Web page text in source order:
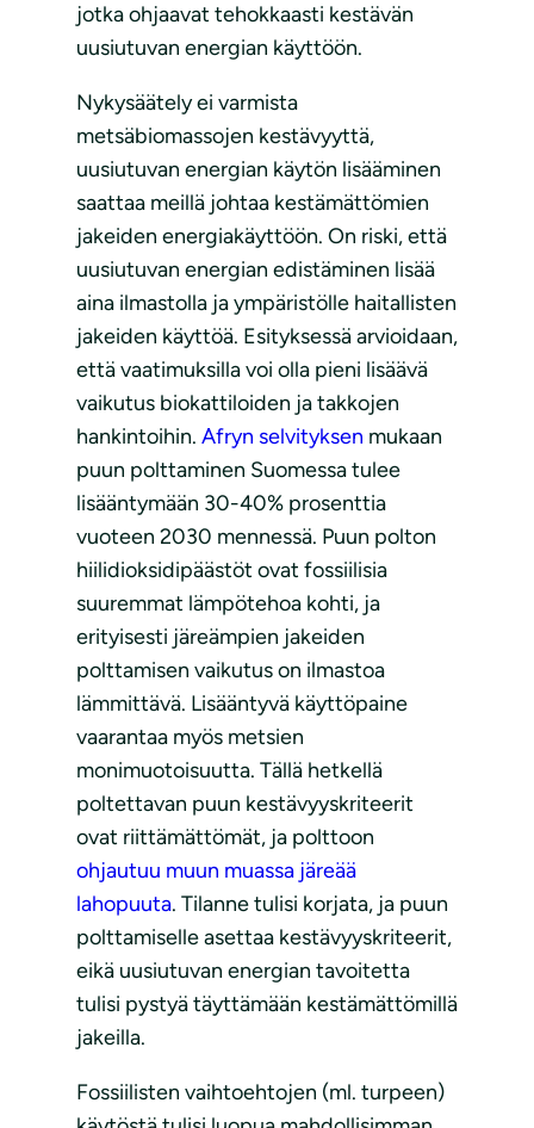
jotka ohjaavat tehokkaasti kestävän
uusiutuvan energian käyttöön.
Nykysäätely ei varmista
metsäbiomassojen kestävyyttä,
uusiutuvan energian käytön lisääminen
saattaa meillä johtaa kestämättömien
jakeiden energiakäyttöön. On riski, että
uusiutuvan energian edistäminen lisää
aina ilmastolla ja ympäristölle haitallisten
jakeiden käyttöä. Esityksessä arvioidaan,
että vaatimuksilla voi olla pieni lisäävä
vaikutus biokattiloiden ja takkojen
hankintoihin. Afryn selvityksen mukaan
puun polttaminen Suomessa tulee
lisääntymään 30-40% prosenttia
vuoteen 2030 mennessä. Puun polton
hiilidioksidipäästöt ovat fossiilisia
suuremmat lämpötehoa kohti, ja
erityisesti järeämpien jakeiden
polttamisen vaikutus on ilmastoa
lämmittävä. Lisääntyvä käyttöpaine
vaarantaa myös metsien
monimuotoisuutta. Tällä hetkellä
poltettavan puun kestävyyskriteerit
ovat riittämättömät, ja polttoon
ohjautuu muun muassa järeää
lahopuuta. Tilanne tulisi korjata, ja puun
polttamiselle asettaa kestävyyskriteerit,
eikä uusiutuvan energian tavoitetta
tulisi pystyä täyttämään kestämättömillä
jakeilla.
Fossiilisten vaihtoehtojen (ml. turpeen)